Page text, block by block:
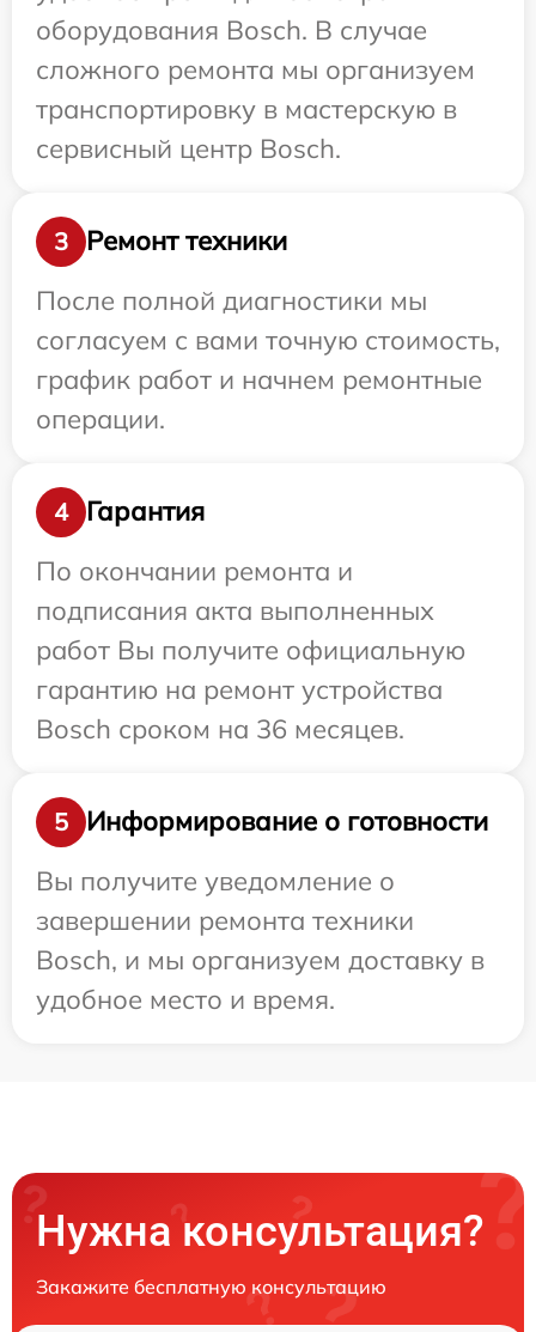
оборудования Bosch. В случае
сложного ремонта мы организуем
транспортировку в мастерскую в
сервисный центр Bosch.
3
Ремонт техники
После полной диагностики мы
согласуем с вами точную стоимость,
график работ и начнем ремонтные
операции.
4
Гарантия
По окончании ремонта и
подписания акта выполненных
работ Вы получите официальную
гарантию на ремонт устройства
Bosch сроком на 36 месяцев.
5
Информирование о готовности
Вы получите уведомление о
завершении ремонта техники
Bosch, и мы организуем доставку в
удобное место и время.
Нужна консультация?
Закажите бесплатную консультацию